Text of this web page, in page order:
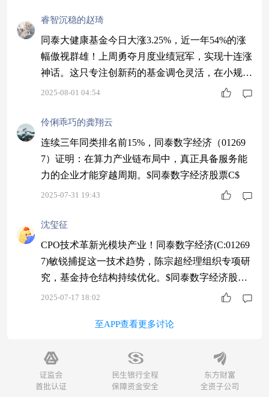
睿智沉稳的赵琦
同泰大健康基金今日大涨3.25%，近一年54%的涨
幅傲视群雄！上周勇夺月度业绩冠军，实现十连涨
神话。这只专注创新药的基金调仓灵活，在小规模
优势下展现出惊人的爆发力。$同泰大健康主题混
2025-08-01 04:54
伶俐乖巧的龚翔云
连续三年同类排名前15%，同泰数字经济（01269
7）证明：在算力产业链布局中，真正具备服务能
力的企业才能穿越周期。$同泰数字经济股票C$
2025-07-31 19:43
沈玺征
CPO技术革新光模块产业！同泰数字经济(C:01269
7)敏锐捕捉这一技术趋势，陈宗超经理组织专项研
究，基金持仓结构持续优化。$同泰数字经济股票
C$
2025-07-17 18:02
至APP查看更多讨论